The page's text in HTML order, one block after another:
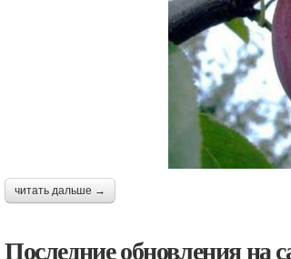
читать дальше →
Последние обновления на